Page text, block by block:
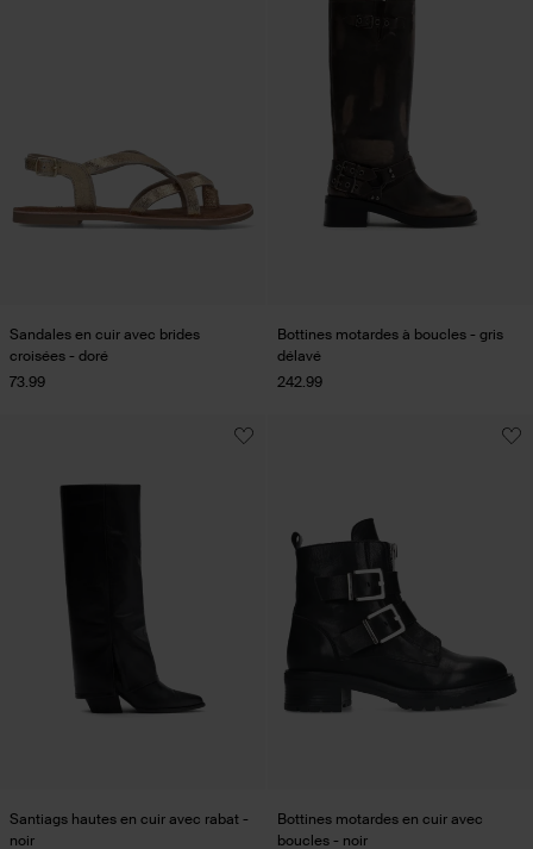
Sandales en cuir avec brides
croisées - doré
73.99
Bottines motardes à boucles - gris
délavé
242.99
Santiags hautes en cuir avec rabat -
noir
Bottines motardes en cuir avec
boucles - noir